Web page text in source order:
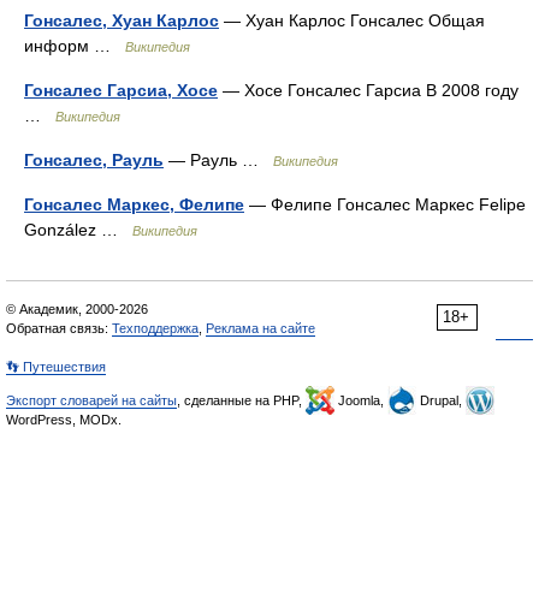
Гонсалес, Хуан Карлос — Хуан Карлос Гонсалес Общая
информ …
Википедия
Гонсалес Гарсиа, Хосе — Хосе Гонсалес Гарсиа В 2008 году
Википедия
Гонсалес, Рауль — Рауль … Википедия
Гонсалес Маркес, Фелипе — Фелипе Гонсалес Маркес Felipe
González …
Википедия
18+
© Академик, 2000-2026
Обратная связь: Техподдержка Реклама на сайте
👣 Путешествия
Экспорт словарей на сайты , сделанные на PHP, Joomla,
Drupal,
WordPress, MODx.